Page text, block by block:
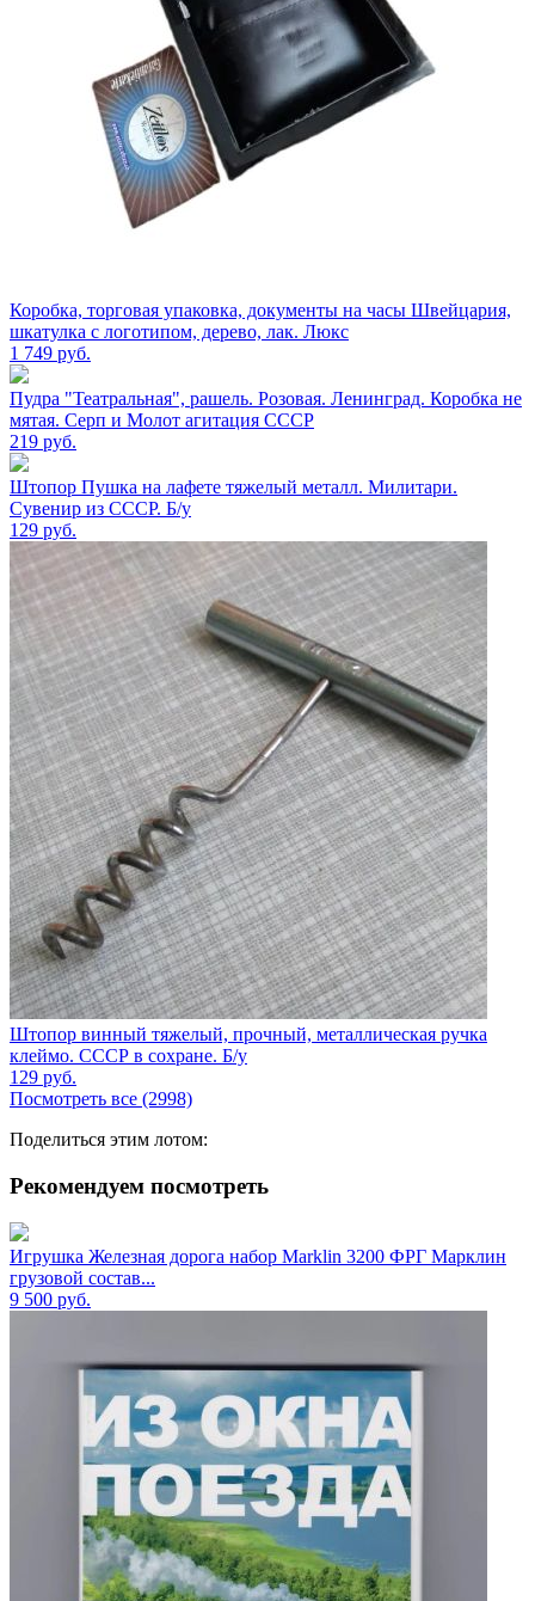
Коробка, торговая упаковка, документы на часы Швейцария,
шкатулка с логотипом, дерево, лак. Люкс
1 749 руб.
Пудра "Театральная", рашель. Розовая. Ленинград. Коробка не
мятая. Серп и Молот агитация СССР
219 руб.
Штопор Пушка на лафете тяжелый металл. Милитари.
Сувенир из СССР. Б/у
129 руб.
Штопор винный тяжелый, прочный, металлическая ручка
клеймо. СССР в сохране. Б/у
129 руб.
Посмотреть все (2998)
Поделиться этим лотом:
Рекомендуем посмотреть
Игрушка Железная дорога набор Marklin 3200 ФРГ Марклин
грузовой состав...
9 500 руб.